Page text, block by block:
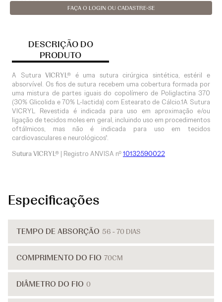
FAÇA O LOGIN OU CADASTRE-SE
DESCRIÇÃO DO
PRODUTO
A Sutura VICRYL® é uma sutura cirúrgica sintética, estéril e
absorvível. Os fios de sutura recebem uma cobertura formada por
uma mistura de partes iguais do copolímero de Poliglactina 370
(30% Glicolida e 70% L-lactida) com Estearato de Cálcio.1A Sutura
VICRYL Revestida é indicada para uso em aproximação e/ou
ligação de tecidos moles em geral, incluindo uso em procedimentos
oftálmicos, mas não é indicada para uso em tecidos
cardiovasculares e neurológicos¹.
Sutura VICRYL® | Registro ANVISA nº10132590022
Especificações
TEMPO DE ABSORÇÃO 56 - 70 DIAS
COMPRIMENTO DO FIO 70CM
DIÂMETRO DO FIO 0